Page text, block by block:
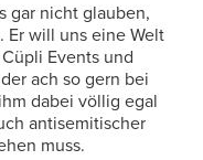
gar nicht glauben,
Er will uns eine Welt
Events und
ach so gern bei
dabei völlig egal
antisemitischer
muss.